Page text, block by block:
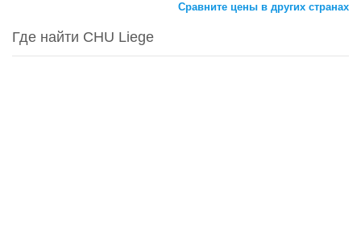
Сравните цены в других странах
Где найти CHU Liege